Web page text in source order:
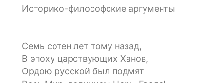
Историко-философские аргументы
Семь сотен лет тому назад,
В эпоху царствующих Ханов,
Ордою русской был подмят